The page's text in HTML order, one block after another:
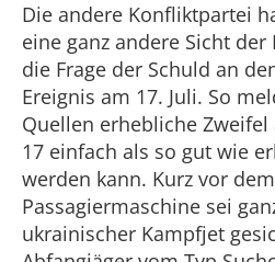
Die andere Konfliktpartei
eine ganz andere Sicht
die Frage der Schuld an
Ereignis am 17. Juli. So
Quellen erhebliche Zweifel
17 einfach als so gut wie
werden kann. Kurz vor
Passagiermaschine sei
ukrainischer Kampfjet